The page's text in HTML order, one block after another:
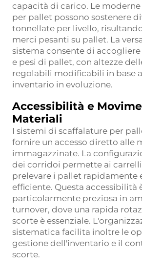
capacità di carico. Le
per pallet possono sostenere
tonnellate per livello,
merci pesanti su pallet. La
sistema consente di
e pesi di pallet, con altezze
regolabili modificabili in base
inventario in evoluzione.
Accessibilità e
Materiali
I sistemi di scaffalature per
fornire un accesso diretto alle
immagazzinate. La
dei corridoi permette ai
prelevare i pallet rapidamente
efficiente. Questa accessibilità
particolarmente preziosa in
turnover, dove una rapida
scorte è essenziale.
sistematica facilita inoltre le
gestione dell'inventario e il
scorte.